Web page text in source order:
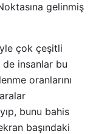
gelinmiş
çok çeşitli
de insanlar bu
oranlarını
bunu bahis
başındaki